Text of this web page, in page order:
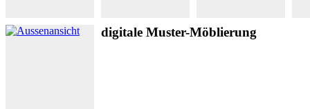
digitale Muster-Möblierung